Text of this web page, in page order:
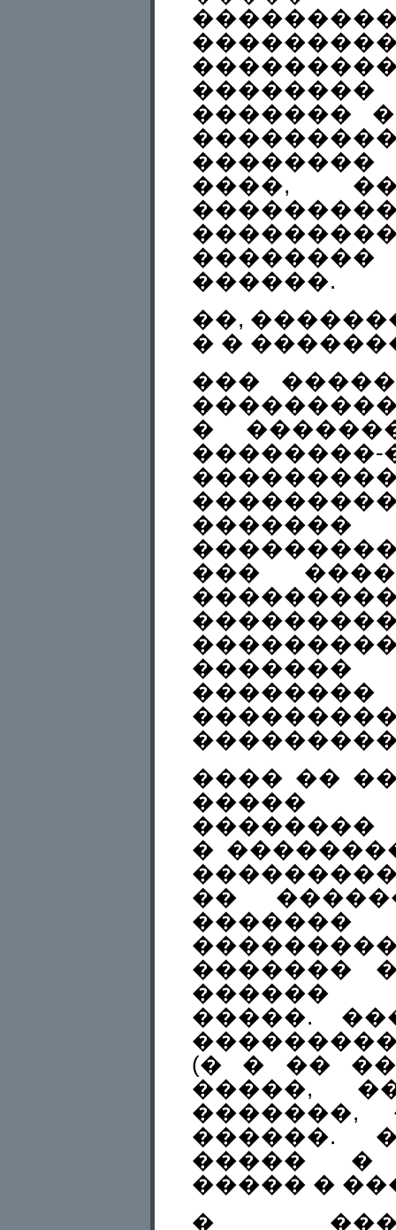
�������
����,
������.
��,
� �
���
�
�������
���
�������
���� ��
�����
��������
�
��
�������
������
�����.
(� � ��
�����,
������.
����� �
����� �
�